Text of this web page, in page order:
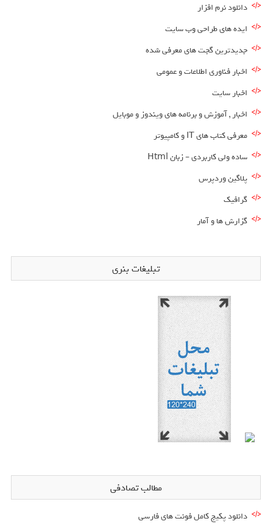
دانلود نرم افزار
ایده های طراحی وب سایت
جدیدترین گجت های معرفی شده
اخبار فناوری اطلاعات و عمومی
اخبار سایت
اخبار , آموزش و برنامه های ویندوز و موبایل
معرفی کتاب های IT و کامپیوتر
ساده ولی کاربردی – زبان Html
پلاگین وردپرس
گرافیک
گزارش ها و آمار
تبلیغات بنری
مطالب تصادفی
دانلود پکیج کامل فونت های فارسی